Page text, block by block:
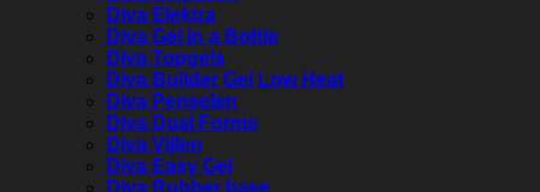
Diva Elektra
Diva Gel in a Bottle
Diva Topgels
Diva Builder Gel Low Heat
Diva Penselen
Diva Dual Forms
Diva Vijlen
Diva Easy Gel